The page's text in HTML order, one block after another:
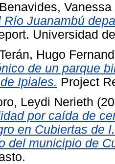
Vanessa
Río Juanambú
Universidad
Hugo
de un parque
Ipiales. Project
Leydi Nerieth
por caída de
en Cubiertas de
del municipio de